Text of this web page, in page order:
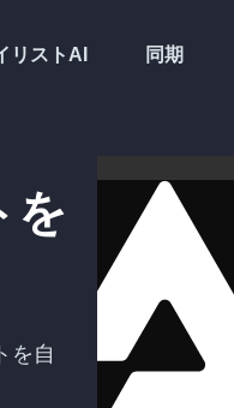
リストAI 同期
を
を自